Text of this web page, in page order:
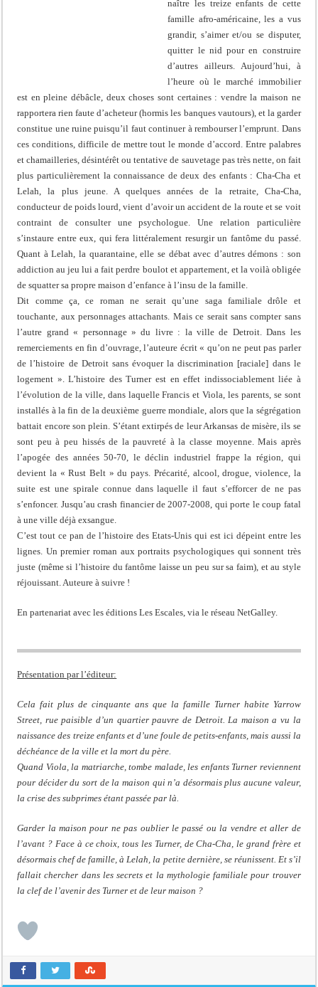
naître les treize enfants de cette
famille afro-américaine, les a vus
grandir, s’aimer et/ou se disputer,
quitter le nid pour en construire
d’autres ailleurs. Aujourd’hui, à
l’heure où le marché immobilier
est en pleine débâcle, deux choses sont certaines : vendre la maison ne
rapportera rien faute d’acheteur (hormis les banques vautours), et la garder
constitue une ruine puisqu’il faut continuer à rembourser l’emprunt. Dans
ces conditions, difficile de mettre tout le monde d’accord. Entre palabres
et chamailleries, désintérêt ou tentative de sauvetage pas très nette, on fait
plus particulièrement la connaissance de deux des enfants : Cha-Cha et
Lelah, la plus jeune. A quelques années de la retraite, Cha-Cha,
conducteur de poids lourd, vient d’avoir un accident de la route et se voit
contraint de consulter une psychologue. Une relation particulière
s’instaure entre eux, qui fera littéralement resurgir un fantôme du passé.
Quant à Lelah, la quarantaine, elle se débat avec d’autres démons : son
addiction au jeu lui a fait perdre boulot et appartement, et la voilà obligée
de squatter sa propre maison d’enfance à l’insu de la famille.
Dit comme ça, ce roman ne serait qu’une saga familiale drôle et
touchante, aux personnages attachants. Mais ce serait sans compter sans
l’autre grand « personnage » du livre : la ville de Detroit. Dans les
remerciements en fin d’ouvrage, l’auteure écrit « qu’on ne peut pas parler
de l’histoire de Detroit sans évoquer la discrimination [raciale] dans le
logement ». L’histoire des Turner est en effet indissociablement liée à
l’évolution de la ville, dans laquelle Francis et Viola, les parents, se sont
installés à la fin de la deuxième guerre mondiale, alors que la ségrégation
battait encore son plein. S’étant extirpés de leur Arkansas de misère, ils se
sont peu à peu hissés de la pauvreté à la classe moyenne. Mais après
l’apogée des années 50-70, le déclin industriel frappe la région, qui
devient la « Rust Belt » du pays. Précarité, alcool, drogue, violence, la
suite est une spirale connue dans laquelle il faut s’efforcer de ne pas
s’enfoncer. Jusqu’au crash financier de 2007-2008, qui porte le coup fatal
à une ville déjà exsangue.
C’est tout ce pan de l’histoire des Etats-Unis qui est ici dépeint entre les
lignes. Un premier roman aux portraits psychologiques qui sonnent très
juste (même si l’histoire du fantôme laisse un peu sur sa faim), et au style
réjouissant. Auteure à suivre !
En partenariat avec les éditions Les Escales, via le réseau NetGalley.
Présentation par l’éditeur:
Cela fait plus de cinquante ans que la famille Turner habite Yarrow
Street, rue paisible d’un quartier pauvre de Detroit. La maison a vu la
naissance des treize enfants et d’une foule de petits-enfants, mais aussi la
déchéance de la ville et la mort du père.
Quand Viola, la matriarche, tombe malade, les enfants Turner reviennent
pour décider du sort de la maison qui n’a désormais plus aucune valeur,
la crise des subprimes étant passée par là.
Garder la maison pour ne pas oublier le passé ou la vendre et aller de
l’avant ? Face à ce choix, tous les Turner, de Cha-Cha, le grand frère et
désormais chef de famille, à Lelah, la petite dernière, se réunissent. Et s’il
fallait chercher dans les secrets et la mythologie familiale pour trouver
la clef de l’avenir des Turner et de leur maison ?